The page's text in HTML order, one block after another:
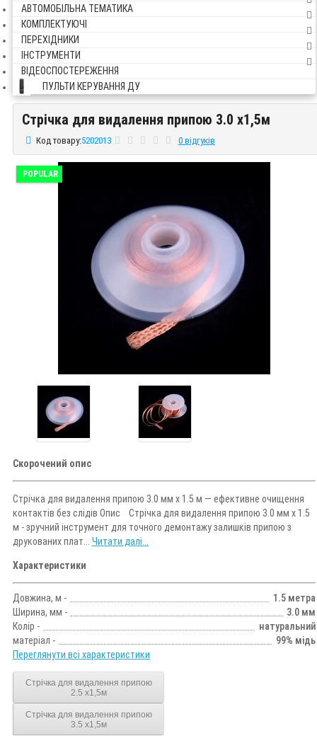
АВТОМОБІЛЬНА ТЕМАТИКА
КОМПЛЕКТУЮЧІ
ПЕРЕХІДНИКИ
ІНСТРУМЕНТИ
ВІДЕОСПОСТЕРЕЖЕННЯ
ПУЛЬТИ КЕРУВАННЯ ДУ
Стрічка для видалення припою 3.0 х1,5м
Стрічка для видалення припою 3.0 х1,5м
Код товару:5202013 0 відгуків
POPULAR
Скорочений опис
Стрічка для видалення припою 3.0 мм x 1.5 м — ефективне очищення
контактів без слідів Опис Стрічка для видалення припою 3.0 мм x 1.5
м - зручний інструмент для точного демонтажу залишків припою з
друкованих плат... Читати далі...
Характеристики
Довжина, м -
1.5 метра
Ширина, мм -
3.0 мм
Колір -
натуральний
матеріал -
99% мідь
Переглянути всі характеристики
Стрічка для видалення припою
2.5 х1,5м
Стрічка для видалення припою
3.5 х1,5м